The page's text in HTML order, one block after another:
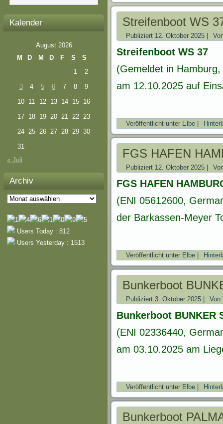
Kalender
August 2026
M
D M D F S
S
1
2
3
4 5 6 7 8
9
10 11 12 13 14 15
16
17 18 19 20 21 22 23
24 25 26 27 28 29 30
31
« Juli
Archiv
Archiv
Users Today : 812
Users Yesterday : 1513
Streifenboot WS
Publiziert 12. Oktober 2025
Streifenboot WS 37
(Gemeldet in
am 12.10.2025 auf
Veröffentlicht unter Elbe
FGS HAFEN
Publiziert 12. Oktober 2025
FGS HAFEN
(ENI 05612600,
der Barkassen-Meyer
Veröffentlicht unter Elbe
Bunkerboot
Publiziert 3. Oktober 2025 Von
Bunkerboot BUNKER
(ENI 02336440,
am 03.10.2025 am
Veröffentlicht unter Elbe
Bunkerboot